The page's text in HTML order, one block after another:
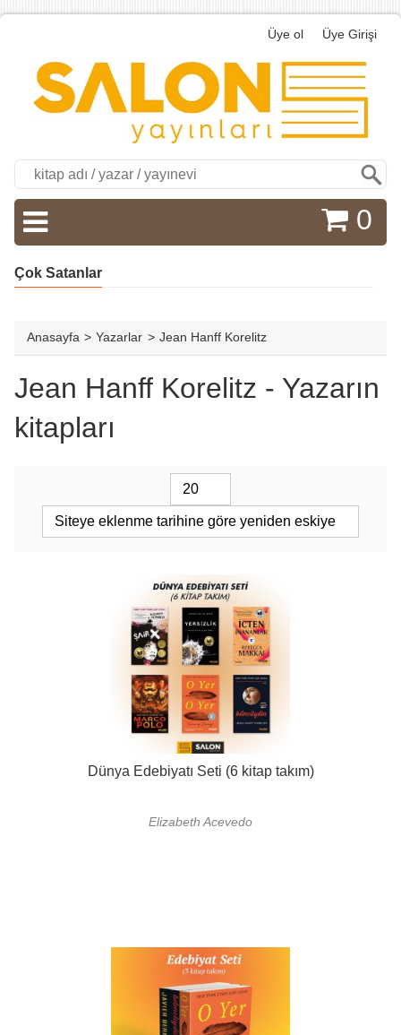
Üye ol Üye Girişi
0
Çok Satanlar
Anasayfa > Yazarlar > Jean Hanff Korelitz
Jean Hanff Korelitz - Yazarın
kitapları
Dünya Edebiyatı Seti (6 kitap takım)
Elizabeth Acevedo